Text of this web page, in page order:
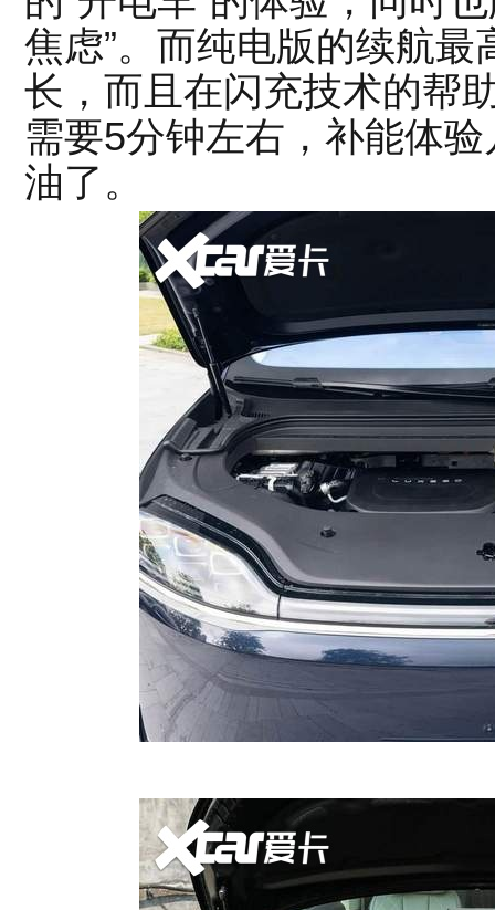
焦虑”。而纯电版的续航
长，而且在闪充技术的帮
需要5分钟左右，补能体
油了。